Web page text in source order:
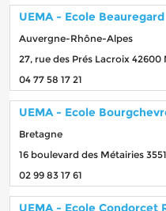
UEMA - Ecole Beauregard
Auvergne-Rhône-Alpes
27, rue des Prés Lacroix 42600
04 77 58 17 21
UEMA - Ecole
Bretagne
16 boulevard des Métairies
02 99 83 17 61
UEMA - Ecole Condorcet